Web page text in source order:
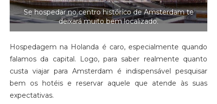
Se hospedar no centro histórico de Amsterdam te
deixará muito bem localizado.
Hospedagem na Holanda é caro, especialmente quando
falamos da capital. Logo, para saber realmente quanto
custa viajar para Amsterdam é indispensável pesquisar
bem os hotéis e reservar aquele que atende às suas
expectativas.